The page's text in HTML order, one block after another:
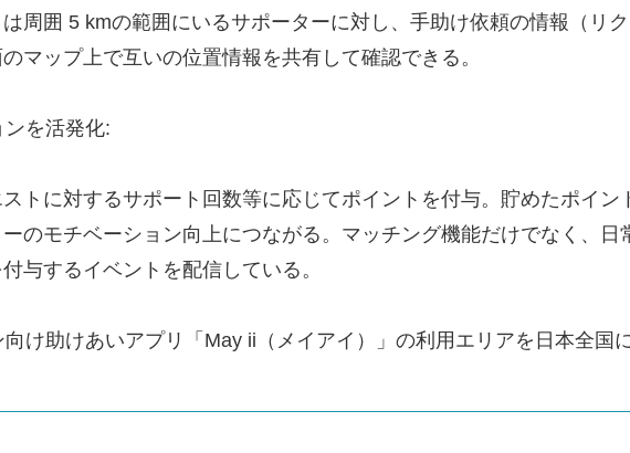
は周囲 5 kmの範囲にいるサポーターに対し、手助け依頼の情報（リ
マップ上で互いの位置情報を共有して確認できる。
を活発化:
トに対するサポート回数等に応じてポイントを付与。貯めたポイ
のモチベーション向上につながる。マッチング機能だけでなく、
与するイベントを配信している。
向け助けあいアプリ「May ii（メイアイ）」の利用エリアを日本全国